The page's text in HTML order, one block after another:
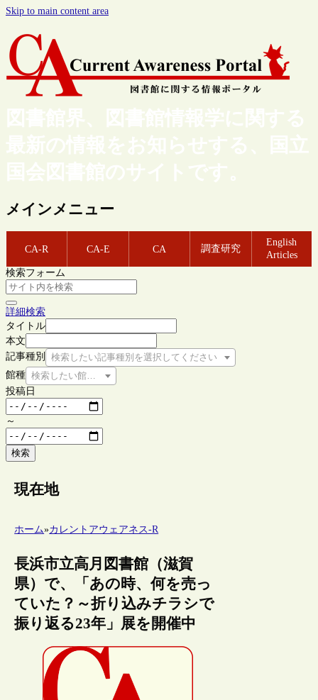
Skip to main content area
図書館界、図書館情報学に関する
最新の情報をお知らせする、国立
国会図書館のサイトです。
メインメニュー
CA-R CA-E CA 調査研究
English
Articles
検索フォーム
詳細検索
タイトル
本文
記事種別
検索したい記事種別を選択してください
館種 検索したい館種を選択してください
投稿日
～
検索
現在地
ホーム»カレントアウェアネス-R
長浜市立高月図書館（滋賀
県）で、「あの時、何を売っ
ていた？～折り込みチラシで
振り返る23年」展を開催中